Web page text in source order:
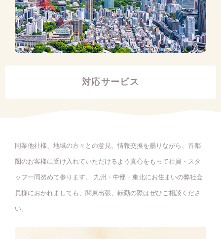
対応サービス
同業他社様、地域の方々との意見、情報交換を賜りながら、首都
圏のお客様に受け入れていただけるよう真心をもって社員・スタ
ッフ一同努めて参ります。 九州・中部・東北にお住まいの弊社会
員様におかれましても、関東出張、転勤の際はぜひご相談くださ
い。